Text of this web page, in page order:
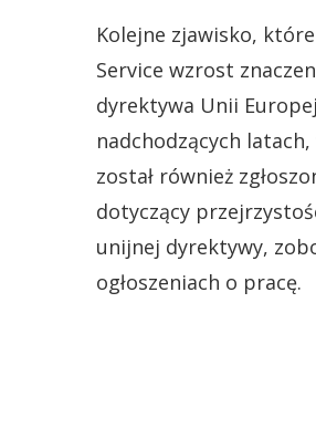
Kolejne zjawisko,
Service wzrost
dyrektywa Unii
nadchodzących
został również
dotyczący
unijnej dyrektywy,
ogłoszeniach o pracę.